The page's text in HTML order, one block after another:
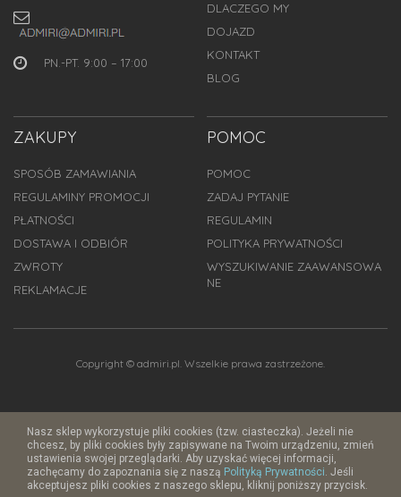
PN.-PT. 9:00 – 17:00
DLACZEGO MY
DOJAZD
KONTAKT
BLOG
ZAKUPY
SPOSÓB ZAMAWIANIA
REGULAMINY PROMOCJI
PŁATNOŚCI
DOSTAWA I ODBIÓR
ZWROTY
REKLAMACJE
POMOC
POMOC
ZADAJ PYTANIE
REGULAMIN
POLITYKA PRYWATNOŚCI
WYSZUKIWANIE ZAAWANSOWA
NE
Copyright © admiri.pl. Wszelkie prawa zastrzeżone.
Nasz sklep wykorzystuje pliki cookies (tzw. ciasteczka). Jeżeli nie
chcesz, by pliki cookies były zapisywane na Twoim urządzeniu, zmień
ustawienia swojej przeglądarki. Aby uzyskać więcej informacji,
zachęcamy do zapoznania się z naszą Polityką Prywatności. Jeśli
akceptujesz pliki cookies z naszego sklepu, kliknij poniższy przycisk.